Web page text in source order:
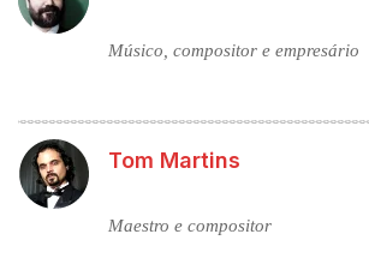
Músico, compositor e empresário
Tom Martins
Maestro e compositor